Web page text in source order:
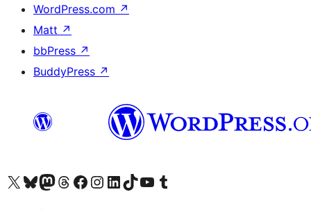
WordPress.com ↗
Matt ↗
bbPress ↗
BuddyPress ↗
Visit our X (formerly Twitter) account
Visit our Bluesky account
Visit our Mastodon account
Visit our Threads account
Visit our Facebook page
Visit our Instagram account
Visit our LinkedIn account
Visit our TikTok account
Visit our YouTube channel
Visit our Tumblr account